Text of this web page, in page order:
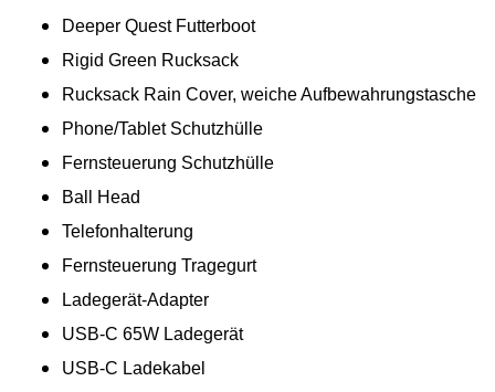
Deeper Quest Futterboot
Rigid Green Rucksack
Rucksack Rain Cover, weiche Aufbewahrungstasche
Phone/Tablet Schutzhülle
Fernsteuerung Schutzhülle
Ball Head
Telefonhalterung
Fernsteuerung Tragegurt
Ladegerät-Adapter
USB-C 65W Ladegerät
USB-C Ladekabel